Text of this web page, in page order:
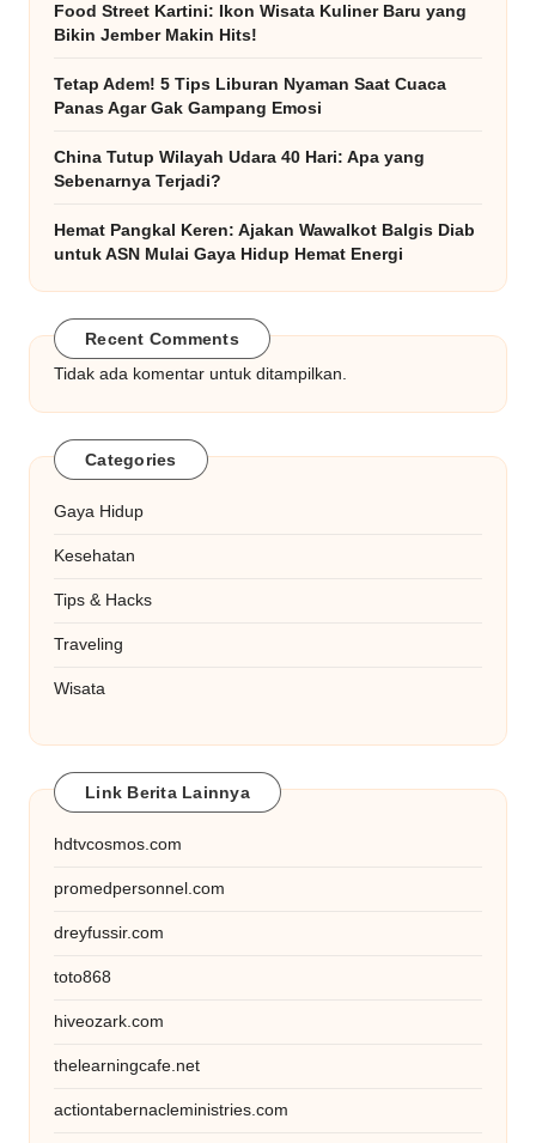
Food Street Kartini: Ikon Wisata Kuliner Baru yang
Bikin Jember Makin Hits!
Tetap Adem! 5 Tips Liburan Nyaman Saat Cuaca
Panas Agar Gak Gampang Emosi
China Tutup Wilayah Udara 40 Hari: Apa yang
Sebenarnya Terjadi?
Hemat Pangkal Keren: Ajakan Wawalkot Balgis Diab
untuk ASN Mulai Gaya Hidup Hemat Energi
Recent Comments
Tidak ada komentar untuk ditampilkan.
Categories
Gaya Hidup
Kesehatan
Tips & Hacks
Traveling
Wisata
Link Berita Lainnya
hdtvcosmos.com
promedpersonnel.com
dreyfussir.com
toto868
hiveozark.com
thelearningcafe.net
actiontabernacleministries.com